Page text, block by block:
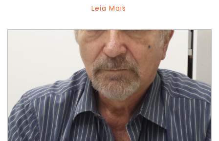
Leia Mais